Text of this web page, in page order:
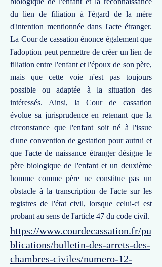
du lien de filiation à l'égard de la mère
d'intention mentionnée dans l'acte étranger.
La Cour de cassation énonce également que
l'adoption peut permettre de créer un lien de
filiation entre l'enfant et l'époux de son père,
mais que cette voie n'est pas toujours
possible ou adaptée à la situation des
intéressés. Ainsi, la Cour de cassation
évolue sa jurisprudence en retenant que la
circonstance que l'enfant soit né à l'issue
d'une convention de gestation pour autrui et
que l'acte de naissance étranger désigne le
père biologique de l'enfant et un deuxième
homme comme père ne constitue pas un
obstacle à la transcription de l'acte sur les
registres de l'état civil, lorsque celui-ci est
probant au sens de l'article 47 du code civil.
https://www.courdecassation.fr/pu
blications/bulletin-des-arrets-des-
chambres-civiles/numero-12-